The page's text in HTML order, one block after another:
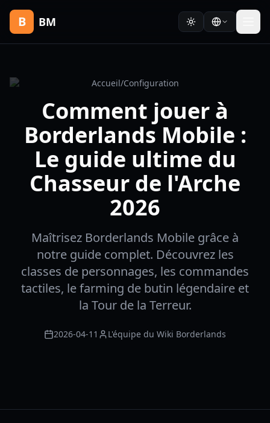
B BM
Accueil/Configuration
Comment jouer à
Borderlands Mobile :
Le guide ultime du
Chasseur de l'Arche
2026
Maîtrisez Borderlands Mobile grâce à
notre guide complet. Découvrez les
classes de personnages, les commandes
tactiles, le farming de butin légendaire et
la Tour de la Terreur.
2026-04-11 L'équipe du Wiki Borderlands